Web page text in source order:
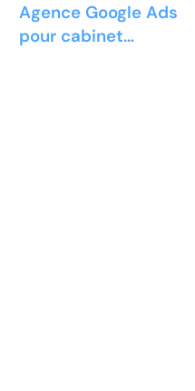
Agence Google Ads
pour cabinet